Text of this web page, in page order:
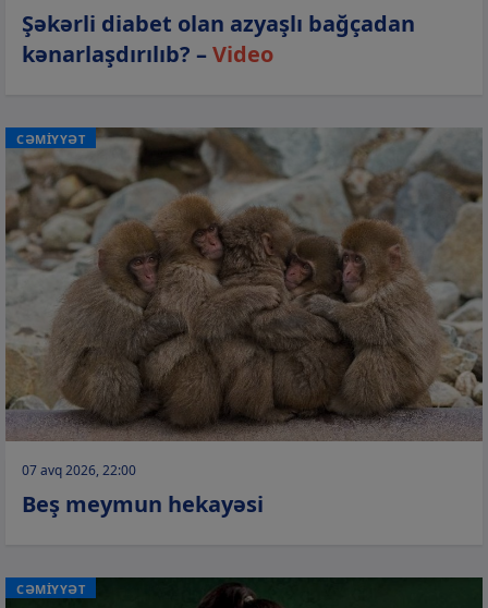
Şəkərli diabet olan azyaşlı bağçadan
kənarlaşdırılıb? –Video
CƏMİYYƏT
07 avq 2026, 22:00
Beş meymun hekayəsi
CƏMİYYƏT